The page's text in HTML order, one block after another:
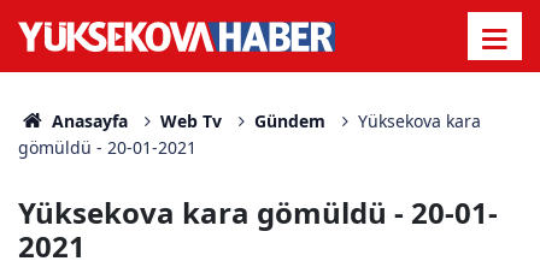
Anasayfa Web Tv Gündem
Yüksekova kara
gömüldü - 20-01-2021
Yüksekova kara gömüldü - 20-01-
2021